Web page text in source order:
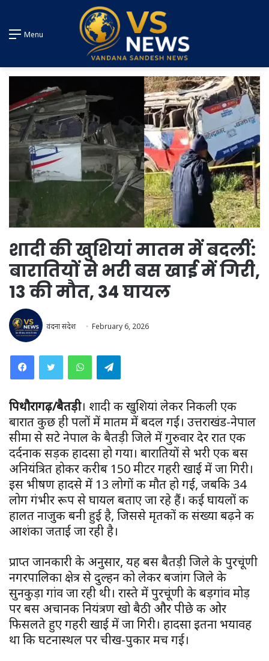
Menu
शादी की खुशियां मातम में बदलीं:
बारातियों से भरी बस खाई में गिरी,
13 की मौत, 34 घायल
वंदना संदेश February 6, 2026
WhatsAppTelegram
पिथौरागढ़/बैतड़ी। शादी की खुशियां लेकर निकली एक
बारात कुछ ही पलों में मातम में बदल गई। उत्तराखंड-नेपाल
सीमा से सटे नेपाल के बैतड़ी जिले में गुरुवार देर रात एक
दर्दनाक सड़क हादसा हो गया। बारातियों से भरी एक बस
अनियंत्रित होकर करीब 150 मीटर गहरी खाई में जा गिरी।
इस भीषण हादसे में 13 लोगों की मौत हो गई, जबकि 34
लोग गंभीर रूप से घायल बताए जा रहे हैं। कई घायलों की
हालत नाजुक बनी हुई है, जिससे मृतकों की संख्या बढ़ने की
आशंका जताई जा रही है।
प्राप्त जानकारी के अनुसार, यह बस बैतड़ी जिले के पुरचूंणी
नगरपालिका क्षेत्र से दुल्हन को लेकर बजांग जिले के
सुनकुड़ा गांव जा रही थी। रास्ते में पुरचूंणी के बड़गांव मोड़
पर बस अचानक नियंत्रण खो बैठी और पीछे की ओर
फिसलते हुए गहरी खाई में जा गिरी। हादसा इतना भयावह
था कि घटनास्थल पर चीख-पुकार मच गई।